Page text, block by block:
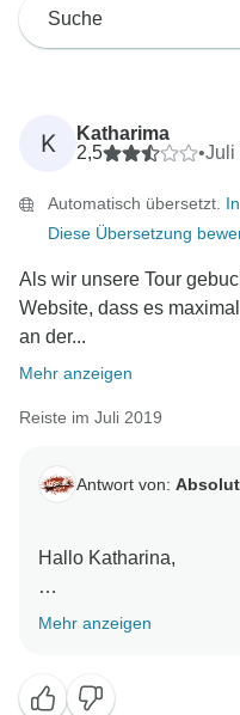
K
Katharima
2,5
•Juli
Automatisch übersetzt.
Diese Übersetzung
Als wir unsere Tour
Website, dass es
an der...
Mehr anzeigen
Reiste im Juli 2019
Antwort von:
Hallo Katharina,
Vielen Dank, dass Sie
genossen haben!
Mehr anzeigen